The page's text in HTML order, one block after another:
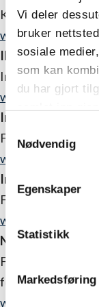
Vi deler
bruker
sosiale
som kan
du har gjort
samlet inn
Nødvendig
Egenskaper
Statistikk
Markedsføring
Kristelege
IF
Interfolk
Folkehøgskolenes
Internasjonalt
Folkehøgskolenes
Norsk
Fag-, idé- og
folkehøgskole.